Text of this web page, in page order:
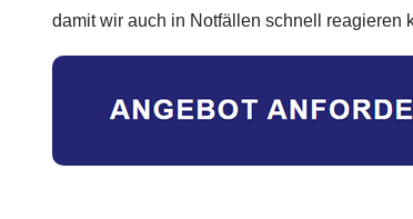
damit wir auch in Notfällen schnell reagieren